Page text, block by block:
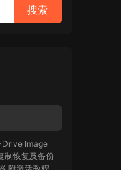
Drive Image
制恢复及备份